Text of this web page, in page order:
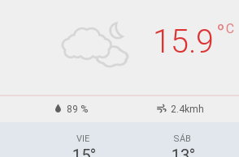
15.9 °C
89 % 2.4kmh
VIE SÁB